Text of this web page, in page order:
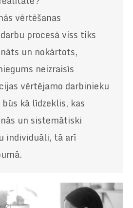
vērtēšanas
procesā viss tiks
un nokārtots,
neizraisīs
vērtējamo darbinieku
kā līdzeklis, kas
un sistemātiski
individuāli, tā arī